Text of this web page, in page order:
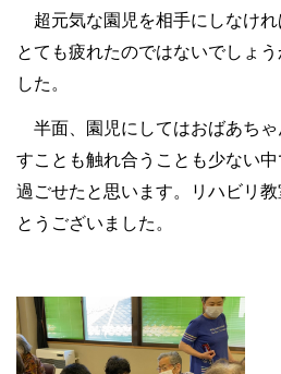
超元気な園児を相手にしなけ
とても疲れたのではないでしょ
した。
半面、園児にしてはおばあち
すことも触れ合うことも少ない
過ごせたと思います。リハビリ
とうございました。